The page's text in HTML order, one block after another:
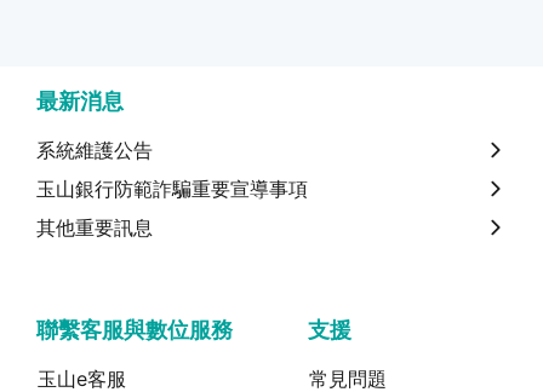
最新消息
系統維護公告
玉山銀行防範詐騙重要宣導事項
其他重要訊息
聯繫客服與數位服務
玉山e客服
支援
常見問題